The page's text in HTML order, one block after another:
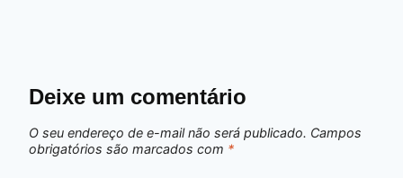
Deixe um comentário
O seu endereço de e-mail não será publicado. Campos
obrigatórios são marcados com *